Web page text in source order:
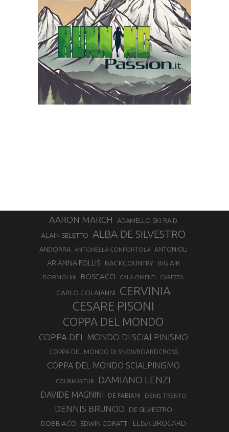
AARON MARCH ADAMELLO SKI RAID
ALAIN SELETTO ALBA DE SILVESTRO
ANDORRA ANTONELLA CONFORTOLA ANTONIOLI
ARIANNA FOLLIS BACKCOUNTRY BIG AIR
BORMOLINI BOSCACCI CALA CIMENTI CAREZZA
CARLO COLAIANNI CERVINIA
CESARE PISONI
COPPA DEL MONDO
COPPA DEL MONDO DI SCIALPINISMO
COPPA DEL MONDO DI SNOWBOARDCROSS
COPPA DEL MONDO SCIALPINISMO
COURMAYEUR DAMIANO LENZI
DAVIDE MAGNINI DE FABIANI DENIS TRENTO
DENNIS BRUNOD DE SILVESTRO
DOBBIACO EDWIN CORATTI ELISA BROCARD